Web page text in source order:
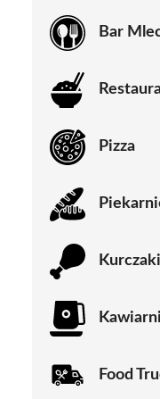
Bar
Pizza
Food